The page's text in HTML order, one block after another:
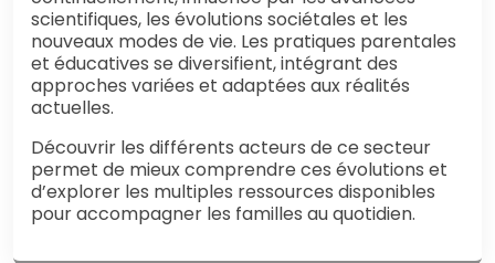
scientifiques, les évolutions sociétales et les
nouveaux modes de vie. Les pratiques parentales
et éducatives se diversifient, intégrant des
approches variées et adaptées aux réalités
actuelles.
Découvrir les différents acteurs de ce secteur
permet de mieux comprendre ces évolutions et
d’explorer les multiples ressources disponibles
pour accompagner les familles au quotidien.